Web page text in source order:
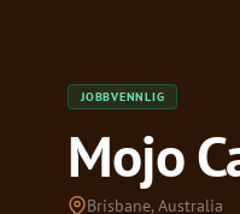
JOBBVENNLIG
Mojo
Brisbane, Australia